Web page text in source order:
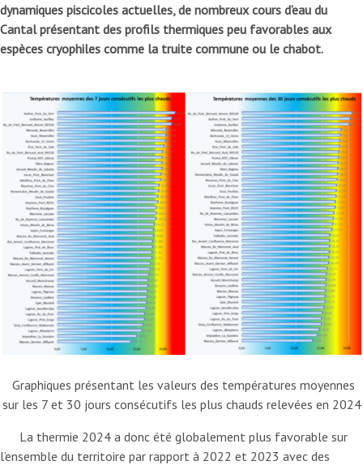
dynamiques piscicoles actuelles, de nombreux cours d’eau du
Cantal présentant des profils thermiques peu favorables aux
espèces cryophiles comme la truite commune ou le chabot.
Graphiques présentant les valeurs des températures moyennes
sur les 7 et 30 jours consécutifs les plus chauds relevées en 2024
La thermie 2024 a donc été globalement plus favorable sur
l’ensemble du territoire par rapport à 2022 et 2023 avec des